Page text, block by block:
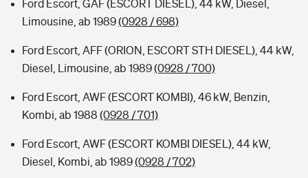
Ford Escort, GAF (ESCORT DIESEL), 44 kW, Diesel,
Limousine, ab 1989(0928 / 698)
Ford Escort, AFF (ORION, ESCORT STH DIESEL), 44 kW,
Diesel, Limousine, ab 1989(0928 / 700)
Ford Escort, AWF (ESCORT KOMBI), 46 kW, Benzin,
Kombi, ab 1988 (0928 / 701)
Ford Escort, AWF (ESCORT KOMBI DIESEL), 44 kW,
Diesel, Kombi, ab 1989(0928 / 702)